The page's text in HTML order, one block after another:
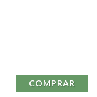
COMPRAR